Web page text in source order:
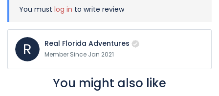
You must log in to write review
R Real Florida Adventures
Member Since Jan 2021
You might also like